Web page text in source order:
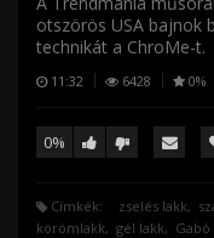
otszörös USA bajnok
technikát a ChroMe-t.
11:32 6428 0%
0%
Címkék: zselés lakk
körömlakk gél lakk Gabó